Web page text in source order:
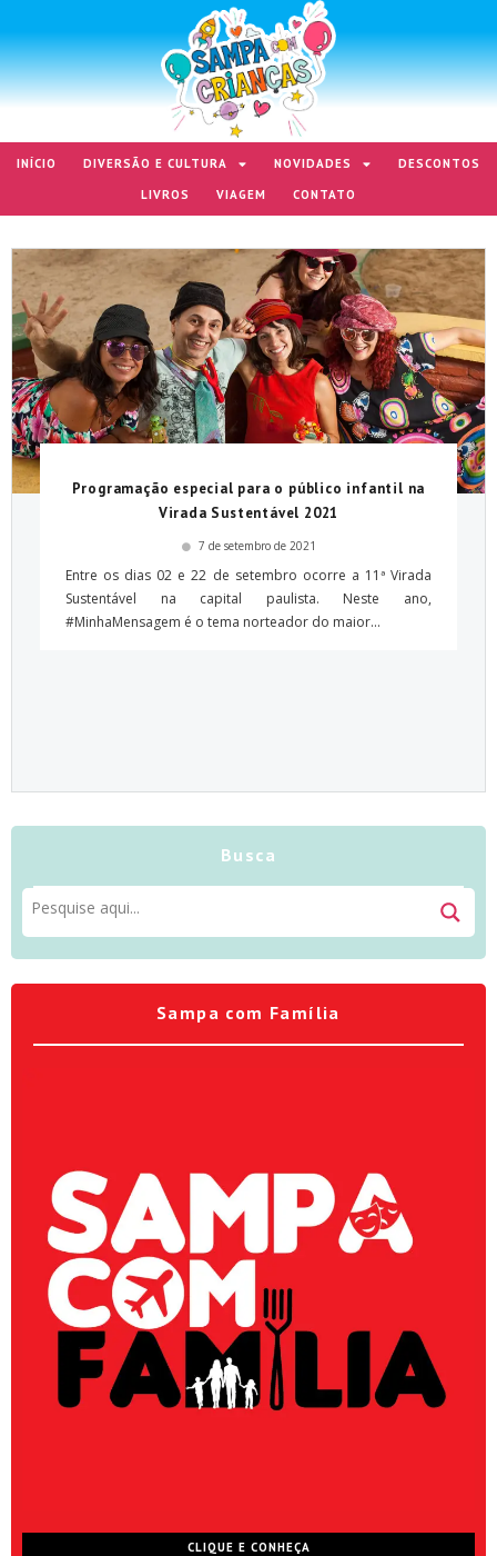
INÍCIO DIVERSÃO E CULTURA NOVIDADES
DESCONTOS
LIVROS
VIAGEM CONTATO
Programação especial para o público infantil na
Virada Sustentável 2021
7 de setembro de 2021
Entre os dias 02 e 22 de setembro ocorre a 11ª Virada
Sustentável na capital paulista. Neste ano,
#MinhaMensagem é o tema norteador do maior...
Busca
Sampa com Família
CLIQUE E CONHEÇA